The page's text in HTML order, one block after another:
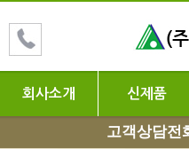
회사소개 신제품
고객상담전